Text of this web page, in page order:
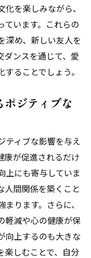
を楽しみながら、
ています。これらの
深め、新しい友人を
ダンスを通じて、愛
ることでしょう。
ジティブな
ティブな影響を与え
康が促進されるだけ
上にも寄与していま
人間関係を築くこと
ります。さらに、
軽減や心の健康が保
向上するのも大きな
楽しむことで、自分